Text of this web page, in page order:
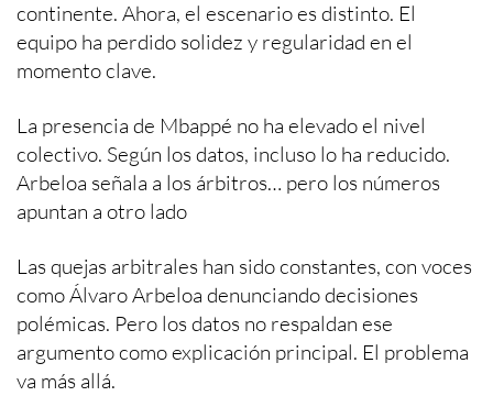
continente. Ahora, el escenario es distinto. El
equipo ha perdido solidez y regularidad en el
momento clave.
La presencia de Mbappé no ha elevado el nivel
colectivo. Según los datos, incluso lo ha reducido.
Arbeloa señala a los árbitros… pero los números
apuntan a otro lado
Las quejas arbitrales han sido constantes, con voces
como Álvaro Arbeloa denunciando decisiones
polémicas. Pero los datos no respaldan ese
argumento como explicación principal. El problema
va más allá.